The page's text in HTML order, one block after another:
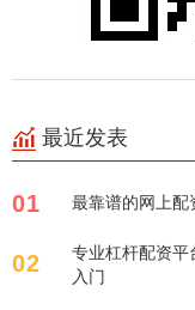
最近发表
01 最靠谱的网上配
02
专业杠杆配资
入门